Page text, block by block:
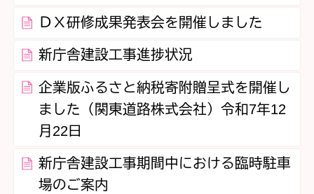
ＤＸ研修成果発表会を開催しました
新庁舎建設工事進捗状況
企業版ふるさと納税寄附贈呈式を開催し
ました（関東道路株式会社）令和7年12
月22日
新庁舎建設工事期間中における臨時駐車
場のご案内